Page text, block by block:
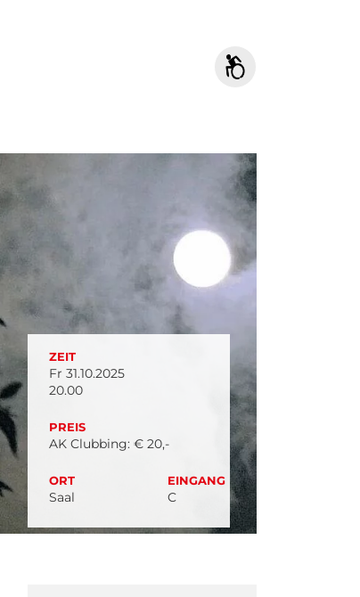
ZEIT
Fr 31.10.2025
20.00
PREIS
AK Clubbing: € 20,-
ORT
Saal
EINGANG
C